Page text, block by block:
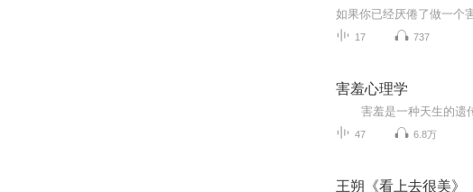
17 737
害羞心理学
47 6.8万
王朔《看上去很美》